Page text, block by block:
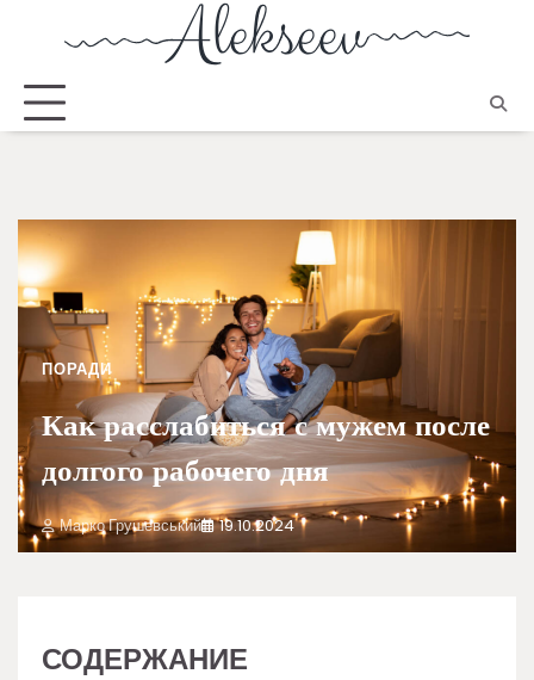
ПОРАДИ
Как расслабиться с мужем после
долгого рабочего дня
Марко Грушевський 19.10.2024
СОДЕРЖАНИЕ